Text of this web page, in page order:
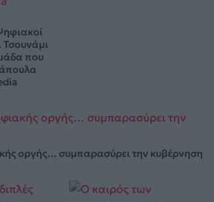
που
οργής… συμπαρασύρει την κυβέρνηση